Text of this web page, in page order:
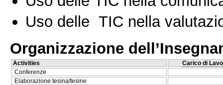
Uso delle TIC nella
Organizzazione
Activities
Carico di
Conferenze
Elaborazione tesina/tesine